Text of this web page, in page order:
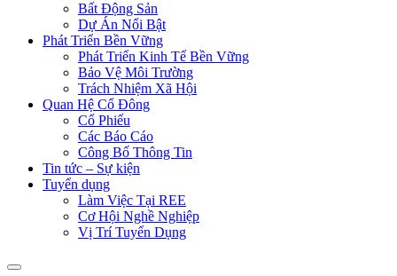
Bất Động Sản
Dự Án Nổi Bật
Phát Triển Bền Vững
Phát Triển Kinh Tế Bền Vững
Bảo Vệ Môi Trường
Trách Nhiệm Xã Hội
Quan Hệ Cổ Đông
Cổ Phiếu
Các Báo Cáo
Công Bố Thông Tin
Tin tức – Sự kiện
Tuyển dụng
Làm Việc Tại REE
Cơ Hội Nghề Nghiệp
Vị Trí Tuyển Dụng